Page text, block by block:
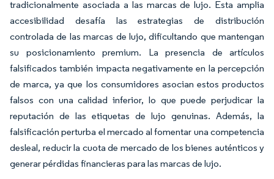
tradicionalmente asociada a las marcas de lujo. Esta amplia
accesibilidad desafía las estrategias de distribución
controlada de las marcas de lujo, dificultando que mantengan
su posicionamiento premium. La presencia de artículos
falsificados también impacta negativamente en la percepción
de marca, ya que los consumidores asocian estos productos
falsos con una calidad inferior, lo que puede perjudicar la
reputación de las etiquetas de lujo genuinas. Además, la
falsificación perturba el mercado al fomentar una competencia
desleal, reducir la cuota de mercado de los bienes auténticos y
generar pérdidas financieras para las marcas de lujo.